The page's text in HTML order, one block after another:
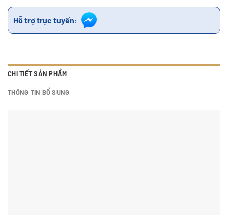
Hỗ trợ trực tuyến:
CHI TIẾT SẢN PHẨM
THÔNG TIN BỔ SUNG